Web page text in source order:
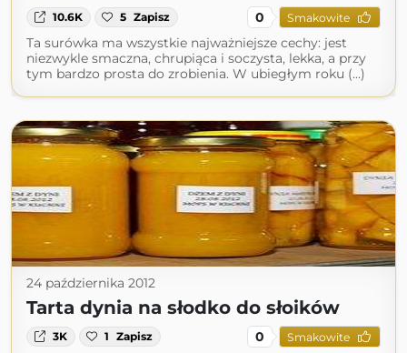
10.6K 5 Zapisz 0 Smakowite
Ta surówka ma wszystkie najważniejsze cechy: jest
niezwykle smaczna, chrupiąca i soczysta, lekka, a przy
tym bardzo prosta do zrobienia. W ubiegłym roku (...)
24 października 2012
Tarta dynia na słodko do słoików
3K 1 Zapisz 0 Smakowite